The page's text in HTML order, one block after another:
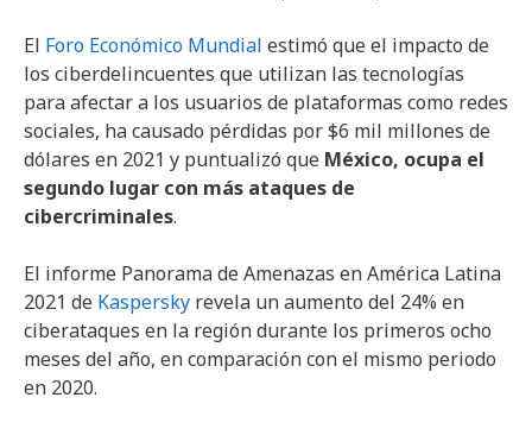
El Foro Económico Mundial estimó que el impacto de
los ciberdelincuentes que utilizan las tecnologías
para afectar a los usuarios de plataformas como redes
sociales, ha causado pérdidas por $6 mil millones de
dólares en 2021 y puntualizó que México, ocupa el
segundo lugar con más ataques de
cibercriminales.
El informe Panorama de Amenazas en América Latina
2021 de Kaspersky revela un aumento del 24% en
ciberataques en la región durante los primeros ocho
meses del año, en comparación con el mismo periodo
en 2020.